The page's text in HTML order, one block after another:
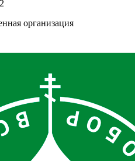
организация